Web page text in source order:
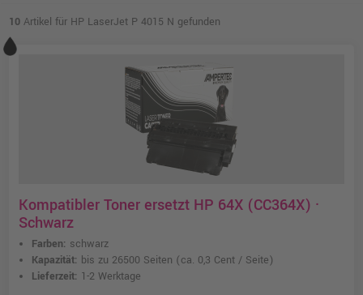
10 Artikel für HP LaserJet P 4015 N gefunden
Kompatibler Toner ersetzt HP 64X (CC364X) ·
Schwarz
Farben: schwarz
Kapazität: bis zu 26500 Seiten (ca. 0,3 Cent / Seite)
Lieferzeit: 1-2 Werktage